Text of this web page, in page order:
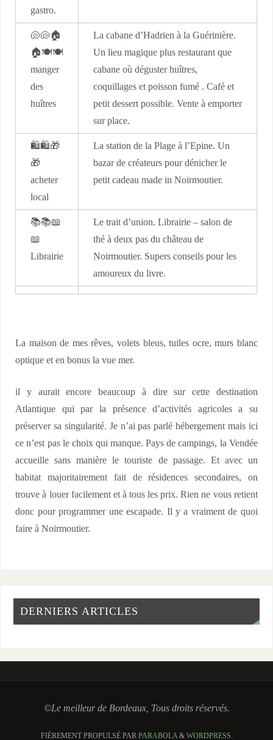
gastro.
🐚🐚🏠
🏠🍽🍽
manger
des
huîtres
La cabane d’Hadrien à la Guérinière.
Un lieu magique plus restaurant que
cabane où déguster huîtres,
coquillages et poisson fumé . Café et
petit dessert possible. Vente à emporter
sur place.
🛍🛍🎁
🎁
acheter
local
La station de la Plage à l’Epine. Un
bazar de créateurs pour dénicher le
petit cadeau made in Noirmoutier.
📚📚📖
📖
Librairie
Le trait d’union. Librairie – salon de
thé à deux pas du château de
Noirmoutier. Supers conseils pour les
amoureux du livre.
La maison de mes rêves, volets bleus, tuiles ocre, murs blanc
optique et en bonus la vue mer.
il y aurait encore beaucoup à dire sur cette destination
Atlantique qui par la présence d’activités agricoles a su
préserver sa singularité. Je n’ai pas parlé hébergement mais ici
ce n’est pas le choix qui manque. Pays de campings, la Vendée
accueille sans manière le touriste de passage. Et avec un
habitat majoritairement fait de résidences secondaires, on
trouve à louer facilement et à tous les prix. Rien ne vous retient
donc pour programmer une escapade. Il y a vraiment de quoi
faire à Noirmoutier.
DERNIERS ARTICLES
©Le meilleur de Bordeaux, Tous droits réservés.
FIÈREMENT PROPULSÉ PAR PARABOLA& WORDPRESS.